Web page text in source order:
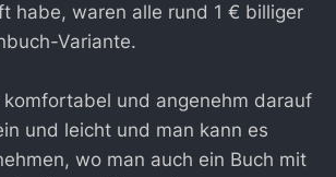
habe, waren alle rund 1 € billiger
Variante.
komfortabel und angenehm darauf
und leicht und man kann es
wo man auch ein Buch mit